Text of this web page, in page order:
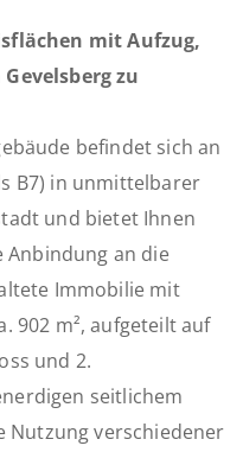
mit Aufzug,
zu
befindet sich an
B7) in unmittelbarer
und bietet Ihnen
an die
Immobilie mit
902 m², aufgeteilt auf
und 2.
seitlichem
Nutzung verschiedener